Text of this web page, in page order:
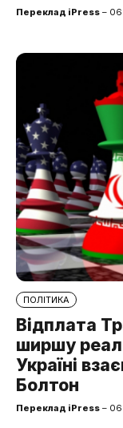
Переклад iPress – 06
ПОЛІТИКА
Відплата
ширшу
Україні
Болтон
Переклад iPress –